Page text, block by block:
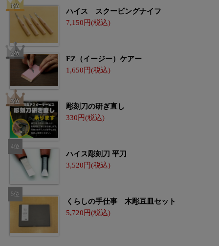
ハイス スクーピングナイフ
7,150
EZ（イージー）ケアー
1,650
彫刻刀の研ぎ直し
330
ハイス彫刻刀 平刀
3,520
くらしの手仕事 木彫豆皿セット
5,720